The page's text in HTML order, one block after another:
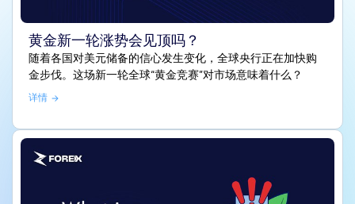
黄金新一轮涨势会见顶吗？
随着各国对美元储备的信心发生变化，全球央行正在加快购
金步伐。这场新一轮全球“黄金竞赛”对市场意味着什么？
详情